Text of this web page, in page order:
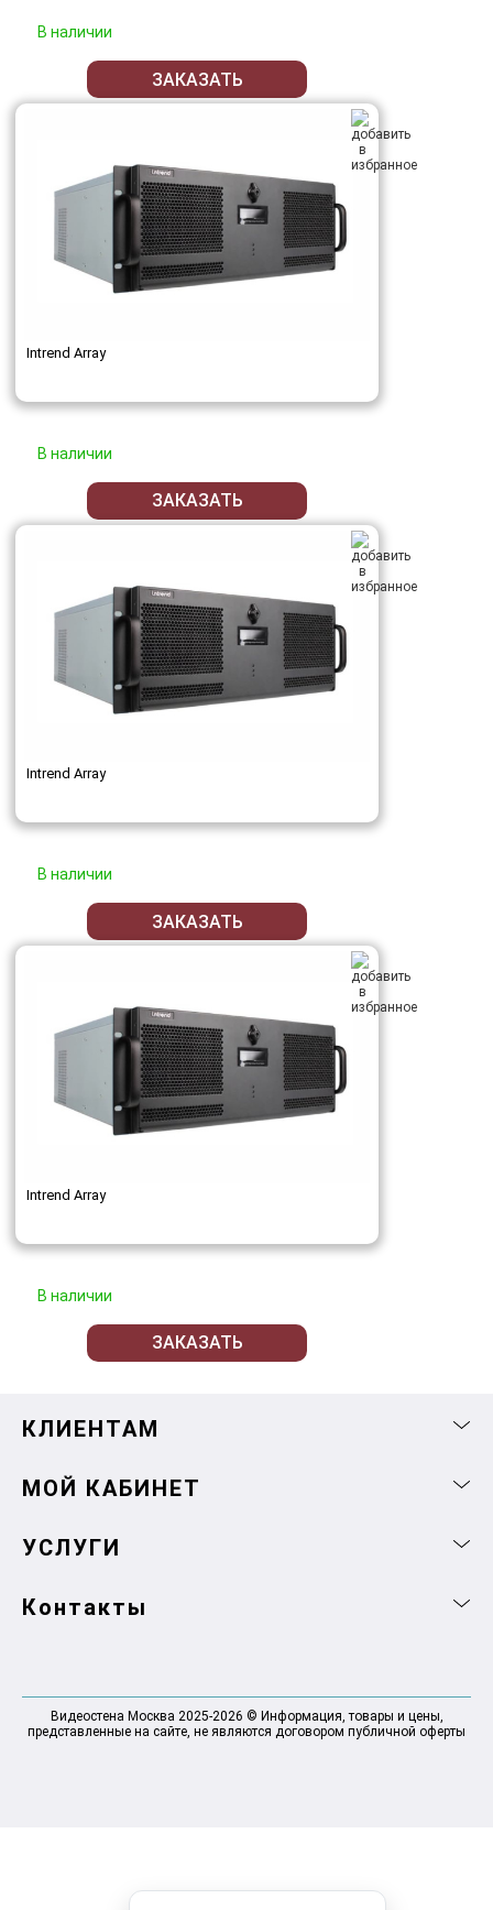
В наличии
ЗАКАЗАТЬ
Intrend Array
В наличии
ЗАКАЗАТЬ
Intrend Array
В наличии
ЗАКАЗАТЬ
Intrend Array
В наличии
ЗАКАЗАТЬ
КЛИЕНТАМ
МОЙ КАБИНЕТ
УСЛУГИ
Контакты
Видеостена Москва 2025-2026 © Информация, товары и цены,
представленные на сайте, не являются договором публичной оферты